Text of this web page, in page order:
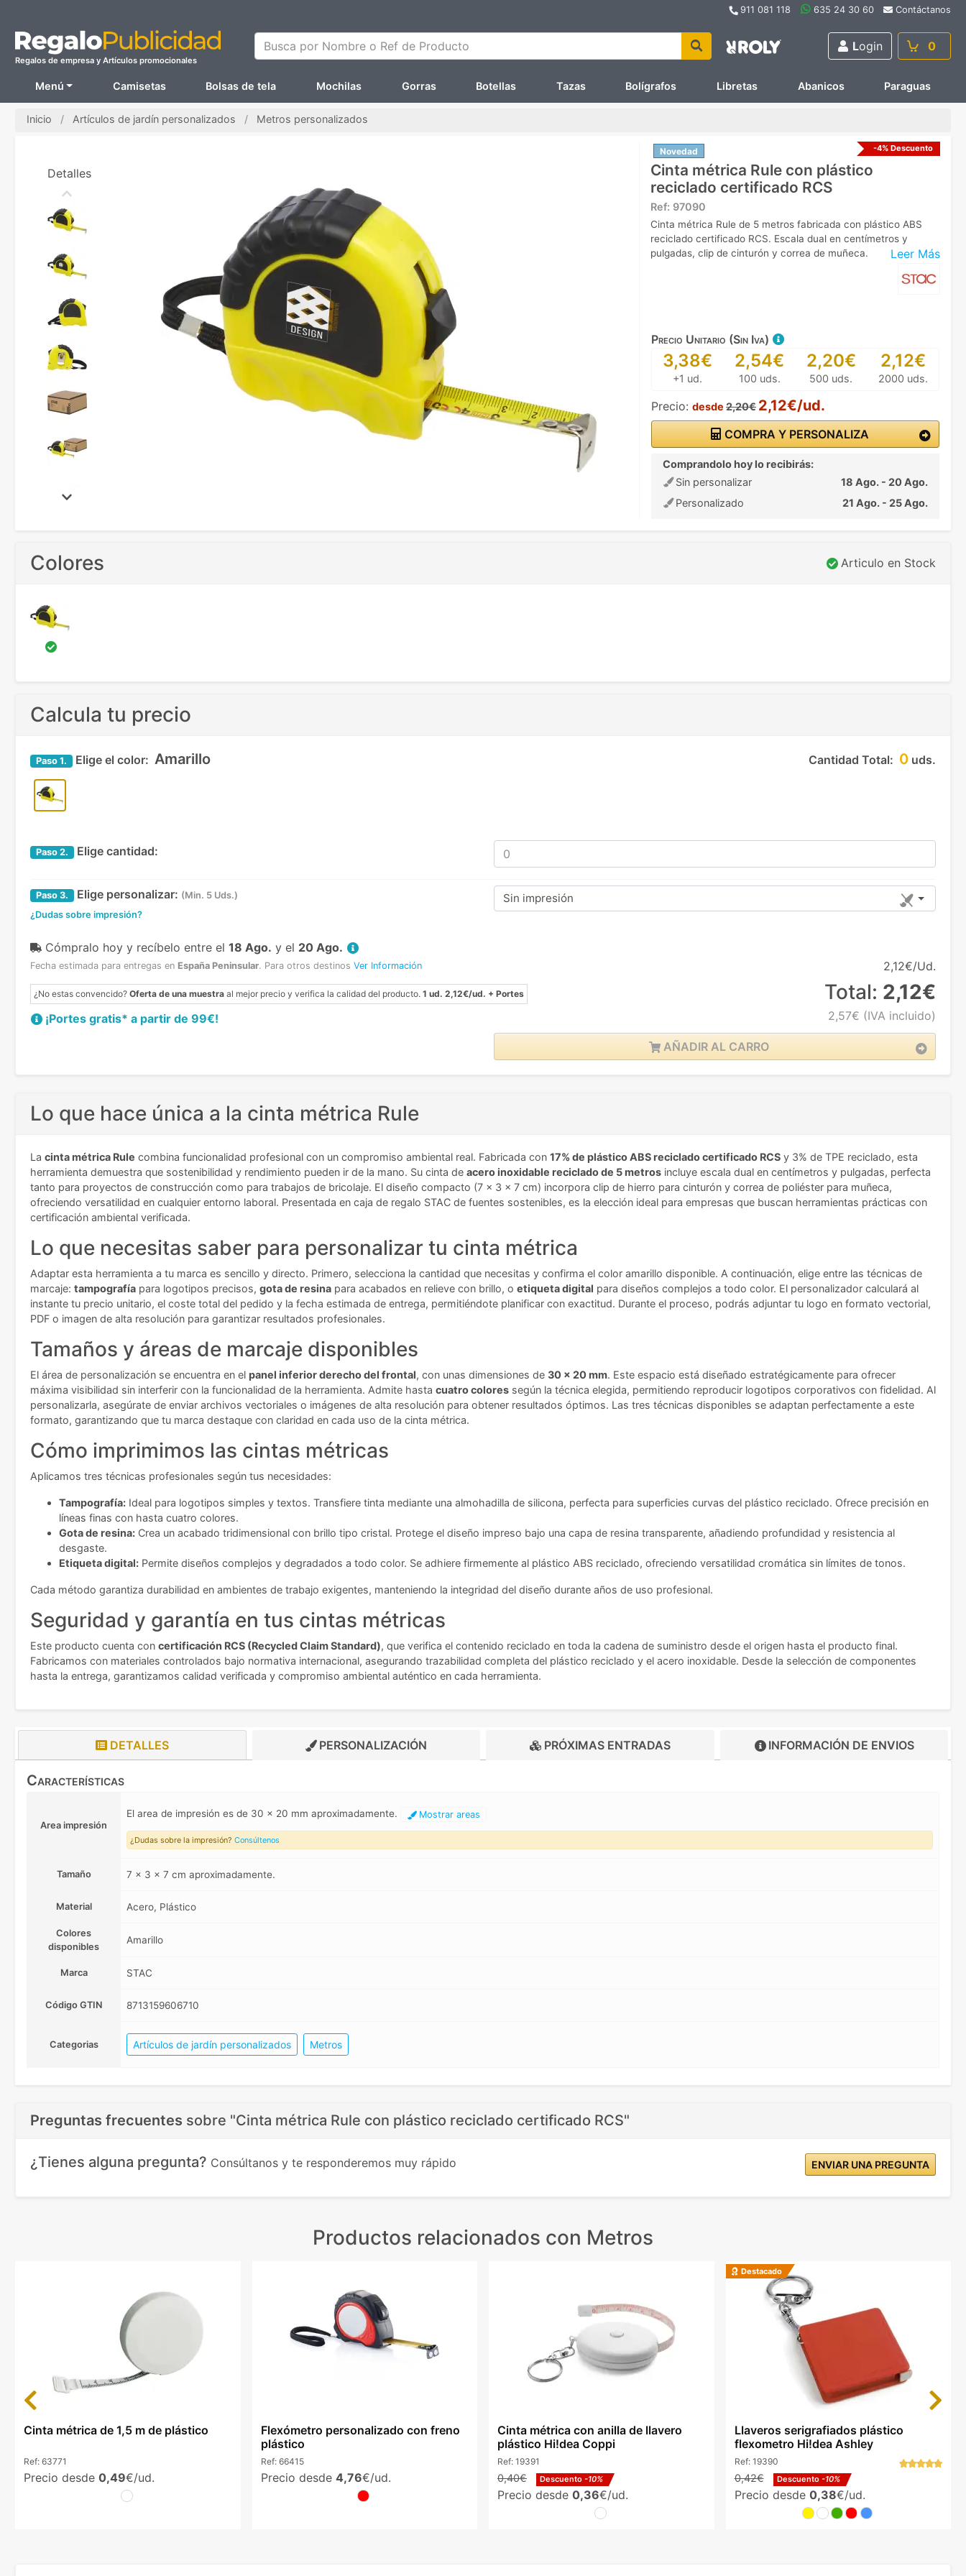
911 081 118 635 24 30 60 Contáctanos
Regalos de empresa y Artículos promocionales
Busca por Nombre o Ref de Producto Login 0
Menú Camisetas Bolsas de tela Mochilas Gorras Botellas Tazas Bolígrafos Libretas Abanicos Paraguas
Inicio Artículos de jardín personalizados Metros personalizados
Novedad -4% Descuento
Cinta métrica Rule con plástico
reciclado certificado RCS
Ref: 97090
Leer Más
Cinta métrica Rule de 5 metros fabricada con plástico ABS
reciclado certificado RCS. Escala dual en centímetros y
pulgadas, clip de cinturón y correa de muñeca.
Precio Unitario (Sin Iva)
3,38€
+1 ud.
2,54€
100 uds.
2,20€
500 uds.
2,12€
2000 uds.
Precio: desde 2,20€ 2,12€/ud.
COMPRA Y PERSONALIZA
Comprandolo hoy lo recibirás:
Sin personalizar
18 Ago. - 20 Ago.
Personalizado
21 Ago. - 25 Ago.
Detalles
Colores Articulo en Stock
Calcula tu precio
Cantidad Total: 0 uds.
Paso 1. Elige el color: Amarillo
Paso 2. Elige cantidad:
Paso 3. Elige personalizar: (Min. 5 Uds.)
¿Dudas sobre impresión?
Sin impresión
Cómpralo hoy y recíbelo entre el 18 Ago. y el 20 Ago.
Fecha estimada para entregas en España Peninsular. Para otros destinos Ver Información
¿No estas convencido? Oferta de una muestra al mejor precio y verifica la calidad del producto. 1 ud. 2,12€/ud. + Portes
¡Portes gratis* a partir de 99€!
2,12€/Ud.
Total: 2,12€
2,57€ (IVA incluido)
AÑADIR AL CARRO
Lo que hace única a la cinta métrica Rule
La cinta métrica Rule combina funcionalidad profesional con un compromiso ambiental real. Fabricada con 17% de plástico ABS reciclado certificado RCS y 3% de TPE reciclado, esta
herramienta demuestra que sostenibilidad y rendimiento pueden ir de la mano. Su cinta de acero inoxidable reciclado de 5 metros incluye escala dual en centímetros y pulgadas, perfecta
tanto para proyectos de construcción como para trabajos de bricolaje. El diseño compacto (7 x 3 x 7 cm) incorpora clip de hierro para cinturón y correa de poliéster para muñeca,
ofreciendo versatilidad en cualquier entorno laboral. Presentada en caja de regalo STAC de fuentes sostenibles, es la elección ideal para empresas que buscan herramientas prácticas con
certificación ambiental verificada.
Lo que necesitas saber para personalizar tu cinta métrica
Adaptar esta herramienta a tu marca es sencillo y directo. Primero, selecciona la cantidad que necesitas y confirma el color amarillo disponible. A continuación, elige entre las técnicas de
marcaje: tampografía para logotipos precisos, gota de resina para acabados en relieve con brillo, o etiqueta digital para diseños complejos a todo color. El personalizador calculará al
instante tu precio unitario, el coste total del pedido y la fecha estimada de entrega, permitiéndote planificar con exactitud. Durante el proceso, podrás adjuntar tu logo en formato vectorial,
PDF o imagen de alta resolución para garantizar resultados profesionales.
Tamaños y áreas de marcaje disponibles
El área de personalización se encuentra en el panel inferior derecho del frontal, con unas dimensiones de 30 x 20 mm. Este espacio está diseñado estratégicamente para ofrecer
máxima visibilidad sin interferir con la funcionalidad de la herramienta. Admite hasta cuatro colores según la técnica elegida, permitiendo reproducir logotipos corporativos con fidelidad. Al
personalizarla, asegúrate de enviar archivos vectoriales o imágenes de alta resolución para obtener resultados óptimos. Las tres técnicas disponibles se adaptan perfectamente a este
formato, garantizando que tu marca destaque con claridad en cada uso de la cinta métrica.
Cómo imprimimos las cintas métricas
Aplicamos tres técnicas profesionales según tus necesidades:
Tampografía: Ideal para logotipos simples y textos. Transfiere tinta mediante una almohadilla de silicona, perfecta para superficies curvas del plástico reciclado. Ofrece precisión en
líneas finas con hasta cuatro colores.
Gota de resina: Crea un acabado tridimensional con brillo tipo cristal. Protege el diseño impreso bajo una capa de resina transparente, añadiendo profundidad y resistencia al
desgaste.
Etiqueta digital: Permite diseños complejos y degradados a todo color. Se adhiere firmemente al plástico ABS reciclado, ofreciendo versatilidad cromática sin límites de tonos.
Cada método garantiza durabilidad en ambientes de trabajo exigentes, manteniendo la integridad del diseño durante años de uso profesional.
Seguridad y garantía en tus cintas métricas
Este producto cuenta con certificación RCS (Recycled Claim Standard), que verifica el contenido reciclado en toda la cadena de suministro desde el origen hasta el producto final.
Fabricamos con materiales controlados bajo normativa internacional, asegurando trazabilidad completa del plástico reciclado y el acero inoxidable. Desde la selección de componentes
hasta la entrega, garantizamos calidad verificada y compromiso ambiental auténtico en cada herramienta.
DETALLES PERSONALIZACIÓN PRÓXIMAS ENTRADAS INFORMACIÓN DE ENVIOS
Características
Area impresión
El area de impresión es de 30 x 20 mm aproximadamente. Mostrar areas
¿Dudas sobre la impresión? Consúltenos
Tamaño 7 x 3 x 7 cm aproximadamente.
Material Acero, Plástico
Colores
disponibles
Amarillo
Marca STAC
Código GTIN 8713159606710
Categorias Artículos de jardín personalizados Metros
Preguntas frecuentes sobre "Cinta métrica Rule con plástico reciclado certificado RCS"
¿Tienes alguna pregunta? Consúltanos y te responderemos muy rápido ENVIAR UNA PREGUNTA
Productos relacionados con Metros
Cinta métrica de 1,5 m de plástico
Ref: 63771
Precio desde 0,49€/ud.
Flexómetro personalizado con freno
plástico
Ref: 66415
Precio desde 4,76€/ud.
Cinta métrica con anilla de llavero
plástico Hi!dea Coppi
Ref: 19391
0,40€ Descuento -10%
Precio desde 0,36€/ud.
Destacado
Llaveros serigrafiados plástico
flexometro Hi!dea Ashley
Ref: 19390
0,42€ Descuento -10%
Precio desde 0,38€/ud.
Previous Next